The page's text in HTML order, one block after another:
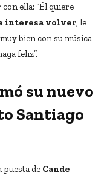
ella: “Él quiere
interesa volver, le
bien con su música
feliz”.
su nuevo
Santiago
puesta de Cande